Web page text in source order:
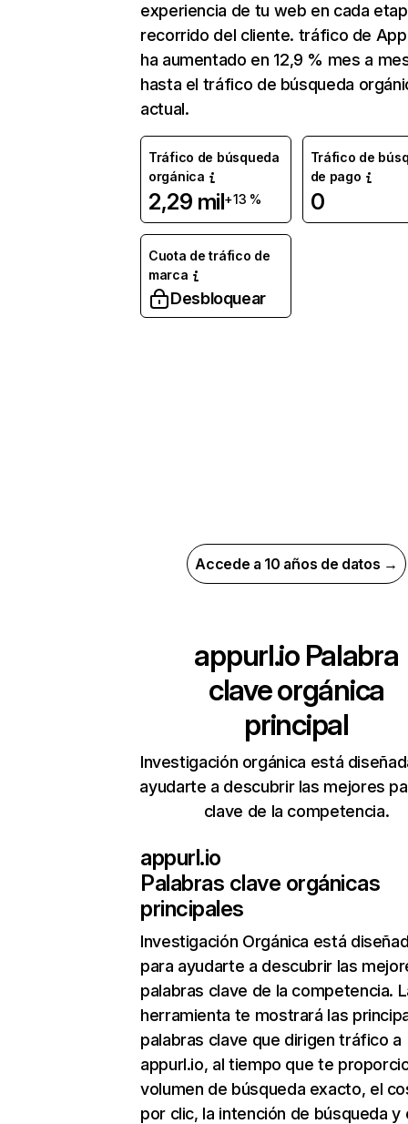
experiencia de tu web en cada
recorrido del cliente. tráfico de
ha aumentado en 12,9 % mes a
hasta el tráfico de búsqueda
actual.
Tráfico de búsqueda
orgánica
2,29 mil+13 %
Tráfico de
de pago
0
Cuota de tráfico de
marca
Desbloquear
Accede a 10 años de datos →
appurl.ioPalabra
clave orgánica
principal
Investigación orgánica está
ayudarte a descubrir las mejores
clave de la competencia.
appurl.io
Palabras clave orgánicas
principales
Investigación Orgánica está
para ayudarte a descubrir las
palabras clave de la competencia.
herramienta te mostrará las
palabras clave que dirigen tráfico a
appurl.io, al tiempo que te
volumen de búsqueda exacto, el
por clic, la intención de búsqueda y